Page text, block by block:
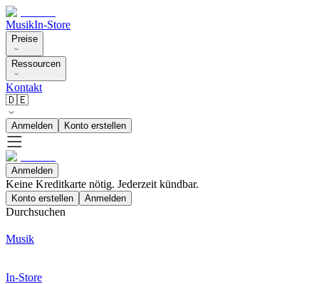
MusikIn-Store
Preise
Ressourcen
Kontakt
🇩🇪
Anmelden Konto erstellen
Anmelden
Keine Kreditkarte nötig. Jederzeit kündbar.
Konto erstellen Anmelden
Durchsuchen
Musik
In-Store